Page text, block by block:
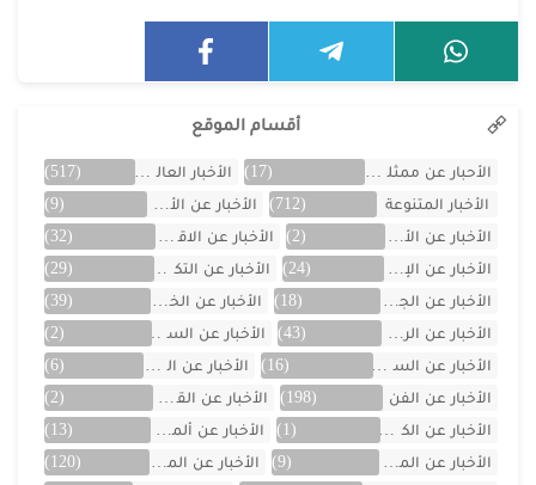
أقسام الموقع
الأحبار عن ممثلين الخليج (17) الأخبار العالمية
(517)
الأخبار المتنوعة
(712) الأخبار عن الأردن
(9)
الأخبار عن الأفلام
(2) الأخبار عن الاقتصاد
(32)
الأخبار عن الإمارات
(24) الأخبار عن التكنولوجيا
(29)
الأخبار عن الجزائر
(18) الأخبار عن الخليج
(39)
الأخبار عن الرياضة
(43) الأخبار عن السعودية
(2)
الأخبار عن السيارات
(16) الأخبار عن العراق
(6)
الأخبار عن الفن
(198) الأخبار عن القصص
(2)
الأخبار عن الكويت
(1) الأخبار عن ألمانيا
(13)
الأخبار عن المسلسلات
(9) الأخبار عن المشاهير
(120)